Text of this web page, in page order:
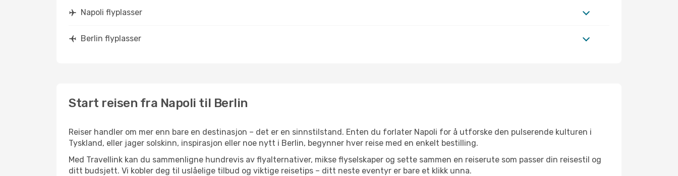
Napoli flyplasser
Berlin flyplasser
Start reisen fra Napoli til Berlin
Reiser handler om mer enn bare en destinasjon – det er en sinnstilstand. Enten du forlater Napoli for å utforske den pulserende kulturen i
Tyskland, eller jager solskinn, inspirasjon eller noe nytt i Berlin, begynner hver reise med en enkelt bestilling.
Med Travellink kan du sammenligne hundrevis av flyalternativer, mikse flyselskaper og sette sammen en reiserute som passer din reisestil og
ditt budsjett. Vi kobler deg til uslåelige tilbud og viktige reisetips – ditt neste eventyr er bare et klikk unna.